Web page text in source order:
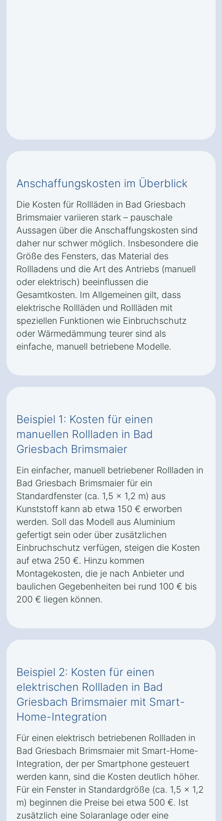
Anschaffungskosten im Überblick
Die Kosten für Rollläden in Bad Griesbach
Brimsmaier variieren stark – pauschale
Aussagen über die Anschaffungskosten sind
daher nur schwer möglich. Insbesondere die
Größe des Fensters, das Material des
Rollladens und die Art des Antriebs (manuell
oder elektrisch) beeinflussen die
Gesamtkosten. Im Allgemeinen gilt, dass
elektrische Rollläden und Rollläden mit
speziellen Funktionen wie Einbruchschutz
oder Wärmedämmung teurer sind als
einfache, manuell betriebene Modelle.
Beispiel 1: Kosten für einen
manuellen Rollladen in Bad
Griesbach Brimsmaier
Ein einfacher, manuell betriebener Rollladen in
Bad Griesbach Brimsmaier für ein
Standardfenster (ca. 1,5 x 1,2 m) aus
Kunststoff kann ab etwa 150 € erworben
werden. Soll das Modell aus Aluminium
gefertigt sein oder über zusätzlichen
Einbruchschutz verfügen, steigen die Kosten
auf etwa 250 €. Hinzu kommen
Montagekosten, die je nach Anbieter und
baulichen Gegebenheiten bei rund 100 € bis
200 € liegen können.
Beispiel 2: Kosten für einen
elektrischen Rollladen in Bad
Griesbach Brimsmaier mit Smart-
Home-Integration
Für einen elektrisch betriebenen Rollladen in
Bad Griesbach Brimsmaier mit Smart-Home-
Integration, der per Smartphone gesteuert
werden kann, sind die Kosten deutlich höher.
Für ein Fenster in Standardgröße (ca. 1,5 x 1,2
m) beginnen die Preise bei etwa 500 €. Ist
zusätzlich eine Solaranlage oder eine